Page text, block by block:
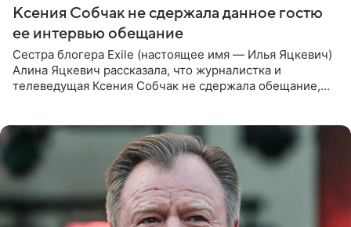
Ксения Собчак не сдержала данное гостю
ее интервью обещание
Сестра блогера Exile (настоящее имя — Илья Яцкевич)
Алина Яцкевич рассказала, что журналистка и
телеведущая Ксения Собчак не сдержала обещание,